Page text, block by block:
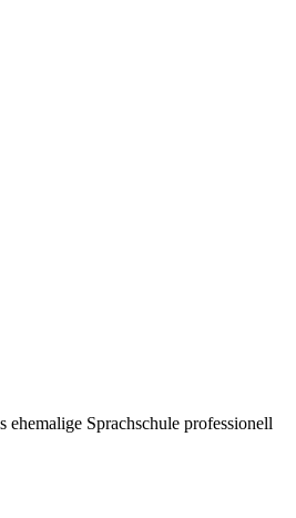
Sprachschule professionell